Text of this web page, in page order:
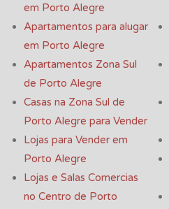
em Porto Alegre
Apartamentos para alugar
em Porto Alegre
Apartamentos Zona Sul
de Porto Alegre
Casas na Zona Sul de
Porto Alegre para Vender
Lojas para Vender em
Porto Alegre
Lojas e Salas Comercias
no Centro de Porto